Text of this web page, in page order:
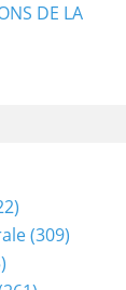
DE LA
(309)